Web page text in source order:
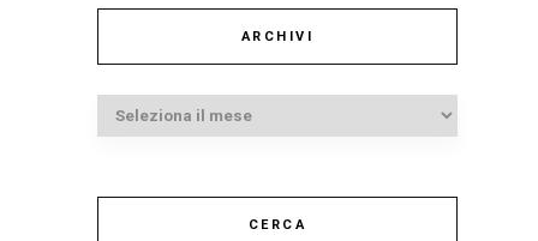
ARCHIVI
Archivi
CERCA